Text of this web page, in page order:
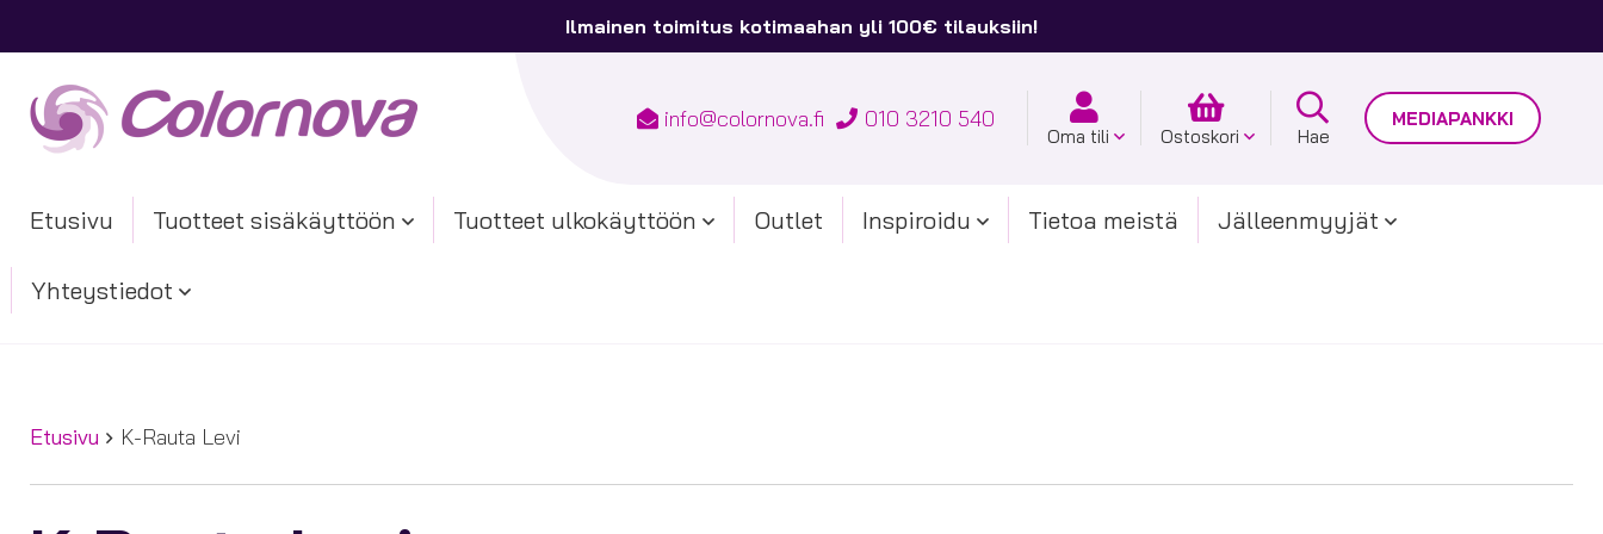
Ilmainen toimitus kotimaahan yli 100€ tilauksiin!
info@colornova.fi 010 3210 540
Oma tili Ostoskori Hae
MEDIAPANKKI
Etusivu Tuotteet sisäkäyttöön Tuotteet ulkokäyttöön Outlet Inspiroidu Tietoa meistä Jälleenmyyjät
Yhteystiedot
Etusivu K-Rauta Levi